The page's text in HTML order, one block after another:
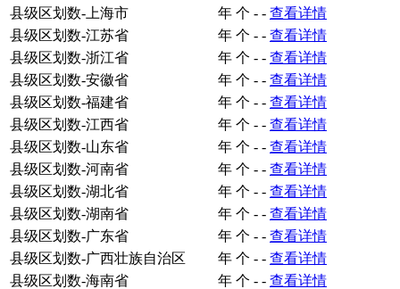
县级区划数-上海市
年 个 - - 查看详情
县级区划数-江苏省
年 个 - - 查看详情
县级区划数-浙江省
年 个 - - 查看详情
县级区划数-安徽省
年 个 - - 查看详情
县级区划数-福建省
年 个 - - 查看详情
县级区划数-江西省
年 个 - - 查看详情
县级区划数-山东省
年 个 - - 查看详情
县级区划数-河南省
年 个 - - 查看详情
县级区划数-湖北省
年 个 - - 查看详情
县级区划数-湖南省
年 个 - - 查看详情
县级区划数-广东省
年 个 - - 查看详情
县级区划数-广西壮族自治区
年 个 - - 查看详情
县级区划数-海南省
年 个 - - 查看详情